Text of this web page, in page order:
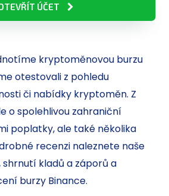
OTEVŘÍT ÚČET
kryptoměnovou burzu
otestovali z pohledu
či nabídky kryptoměn. Z
o spolehlivou zahraniční
poplatky, ale také několika
recenzi naleznete naše
shrnutí kladů a záporů a
burzy Binance.